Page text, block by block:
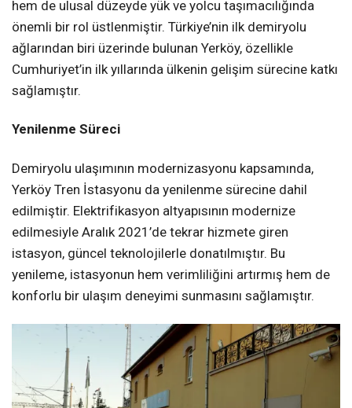
hem de ulusal düzeyde yük ve yolcu taşımacılığında
önemli bir rol üstlenmiştir. Türkiye’nin ilk demiryolu
ağlarından biri üzerinde bulunan Yerköy, özellikle
Cumhuriyet’in ilk yıllarında ülkenin gelişim sürecine katkı
sağlamıştır.
Yenilenme Süreci
Demiryolu ulaşımının modernizasyonu kapsamında,
Yerköy Tren İstasyonu da yenilenme sürecine dahil
edilmiştir. Elektrifikasyon altyapısının modernize
edilmesiyle Aralık 2021’de tekrar hizmete giren
istasyon, güncel teknolojilerle donatılmıştır. Bu
yenileme, istasyonun hem verimliliğini artırmış hem de
konforlu bir ulaşım deneyimi sunmasını sağlamıştır.